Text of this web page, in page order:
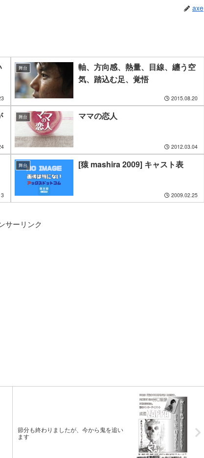
axe
舞台
軸、方向感、熱量、目線、纏う空
気、踏込む足、覚悟
2015.08.20
舞台 ママの恋人
2012.03.04
舞台 [猿 mashira 2009] キャスト表
2009.02.25
サーリンク
節分も終わりましたが、今から鬼を追い
ます